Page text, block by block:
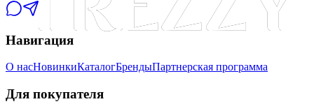
Навигация
О насНовинкиКаталогБрендыПартнерская программа
Для покупателя